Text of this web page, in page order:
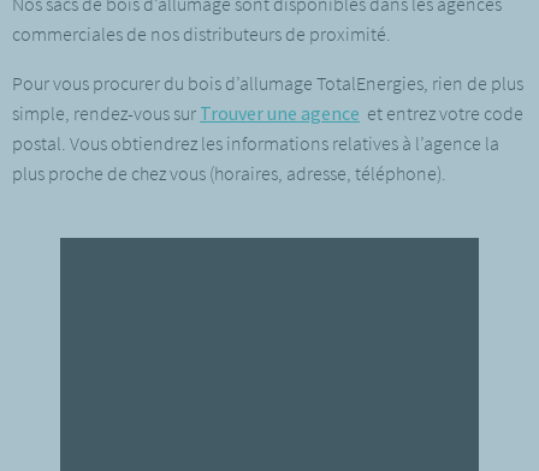
commerciales de nos distributeurs de proximité.
Pour vous procurer du bois d’allumage TotalEnergies, rien de plus
simple, rendez-vous sur Trouver une agence et entrez votre code
postal. Vous obtiendrez les informations relatives à l’agence la
plus proche de chez vous (horaires, adresse, téléphone).